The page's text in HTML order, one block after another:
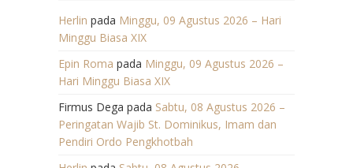
Herlin pada Minggu, 09 Agustus 2026 – Hari
Minggu Biasa XIX
Epin Roma pada Minggu, 09 Agustus 2026 –
Hari Minggu Biasa XIX
Firmus Dega pada Sabtu, 08 Agustus 2026 –
Peringatan Wajib St. Dominikus, Imam dan
Pendiri Ordo Pengkhotbah